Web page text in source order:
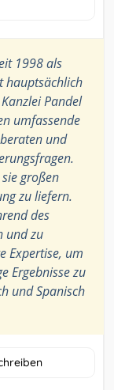
1998 als
hauptsächlich
Pandel
umfassende
und
großen
zu liefern.
des
und zu
Expertise, um
Ergebnisse zu
und Spanisch